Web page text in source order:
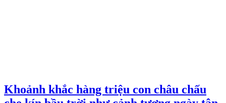
Khoảnh khắc hàng triệu con châu chấu